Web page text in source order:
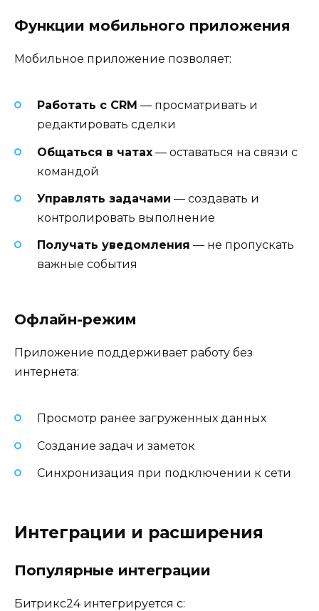
Функции мобильного приложения
Мобильное приложение позволяет:
Работать с CRM — просматривать и
редактировать сделки
Общаться в чатах — оставаться на связи с
командой
Управлять задачами — создавать и
контролировать выполнение
Получать уведомления — не пропускать
важные события
Офлайн-режим
Приложение поддерживает работу без
интернета:
Просмотр ранее загруженных данных
Создание задач и заметок
Синхронизация при подключении к сети
Интеграции и расширения
Популярные интеграции
Битрикс24 интегрируется с: